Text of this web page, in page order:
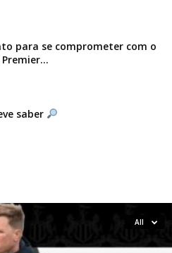
para se comprometer com o
saber
All